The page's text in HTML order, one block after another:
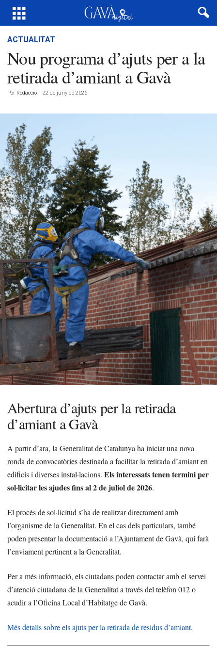
ACTUALITAT
Nou programa d’ajuts per a la
retirada d’amiant a Gavà
Por Redacció - 22 de juny de 2026
Abertura d’ajuts per la retirada
d’amiant a Gavà
A partir d’ara, la Generalitat de Catalunya ha iniciat una nova
ronda de convocatòries destinada a facilitar la retirada d’amiant en
edificis i diverses instal·lacions. Els interessats tenen termini per
sol·licitar les ajudes fins al 2 de juliol de 2026.
El procés de sol·licitud s’ha de realitzar directament amb
l’organisme de la Generalitat. En el cas dels particulars, també
poden presentar la documentació a l’Ajuntament de Gavà, qui farà
l’enviament pertinent a la Generalitat.
Per a més informació, els ciutadans poden contactar amb el servei
d’atenció ciutadana de la Generalitat a través del telèfon 012 o
acudir a l’Oficina Local d’Habitatge de Gavà.
Més detalls sobre els ajuts per la retirada de residus d’amiant.